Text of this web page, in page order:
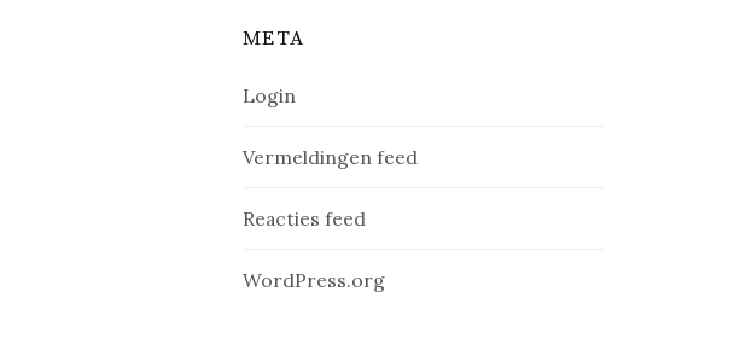
META
Login
Vermeldingen feed
Reacties feed
WordPress.org